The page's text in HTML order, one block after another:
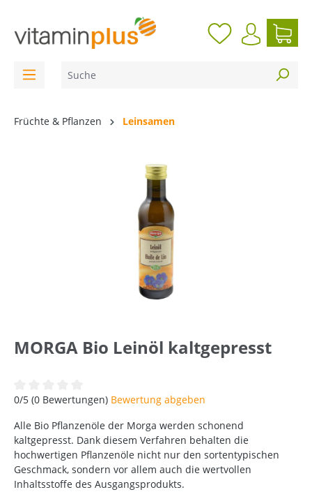
Früchte & Pflanzen Leinsamen
MORGA Bio Leinöl kaltgepresst
Durchschnittliche Bewertung von 0 von 5 Sternen
0/5 (0 Bewertungen) Bewertung abgeben
Alle Bio Pflanzenöle der Morga werden schonend
kaltgepresst. Dank diesem Verfahren behalten die
hochwertigen Pflanzenöle nicht nur den sortentypischen
Geschmack, sondern vor allem auch die wertvollen
Inhaltsstoffe des Ausgangsprodukts.